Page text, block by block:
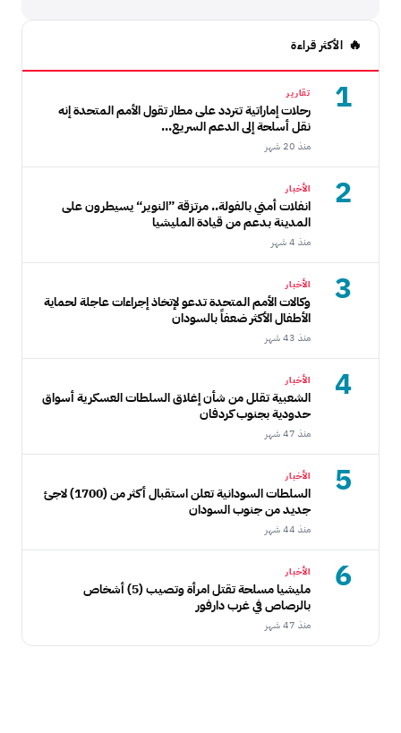
الأكثر قراءة
1 تقارير
رحلات إماراتية تتردد على مطار تقول الأمم المتحدة إنه
نقل أسلحة إلى الدعم السريع...
منذ 20 شهر
2 الأخبار
انفلات أمني بالفولة.. مرتزقة ”النوير“ يسيطرون على
المدينة بدعم من قيادة المليشيا
منذ 4 شهر
3 الأخبار
وكالات الأمم المتحدة تدعو لإتخاذ إجراءات عاجلة لحماية
الأطفال الأكثر ضعفاً بالسودان
منذ 43 شهر
4 الأخبار
الشعبية تقلل من شأن إغلاق السلطات العسكرية أسواق
حدودية بجنوب كردفان
منذ 47 شهر
5 الأخبار
السلطات السودانية تعلن استقبال أكثر من (1700) لاجئ
جديد من جنوب السودان
منذ 44 شهر
6 الأخبار
مليشيا مسلحة تقتل امرأة وتصيب (5) أشخاص
بالرصاص في غرب دارفور
منذ 47 شهر